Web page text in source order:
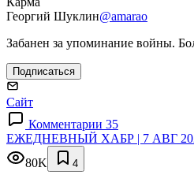
Георгий Шуклин@amarao
Забанен за упоминание войны.
Подписаться
Сайт
Комментарии 35
ЕЖЕДНЕВНЫЙ ХАБР | 7 АВГ
80K
4